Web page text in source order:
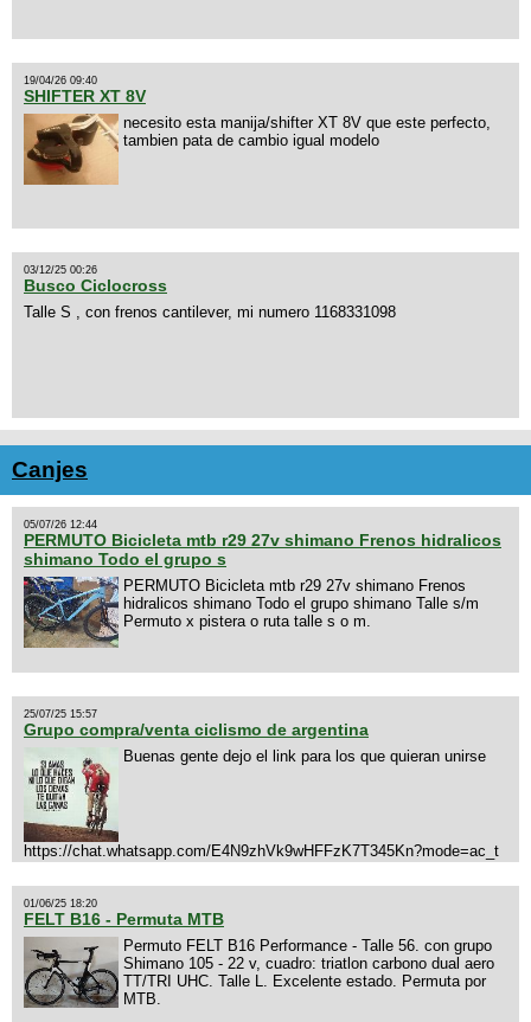
19/04/26 09:40
SHIFTER XT 8V
necesito esta manija/shifter XT 8V que este perfecto,
tambien pata de cambio igual modelo
03/12/25 00:26
Busco Ciclocross
Talle S , con frenos cantilever, mi numero 1168331098
Canjes
05/07/26 12:44
PERMUTO Bicicleta mtb r29 27v shimano Frenos hidralicos
shimano Todo el grupo s
PERMUTO Bicicleta mtb r29 27v shimano Frenos
hidralicos shimano Todo el grupo shimano Talle s/m
Permuto x pistera o ruta talle s o m.
25/07/25 15:57
Grupo compra/venta ciclismo de argentina
Buenas gente dejo el link para los que quieran unirse
https://chat.whatsapp.com/E4N9zhVk9wHFFzK7T345Kn?mode=ac_t
01/06/25 18:20
FELT B16 - Permuta MTB
Permuto FELT B16 Performance - Talle 56. con grupo
Shimano 105 - 22 v, cuadro: triatlon carbono dual aero
TT/TRI UHC. Talle L. Excelente estado. Permuta por
MTB.